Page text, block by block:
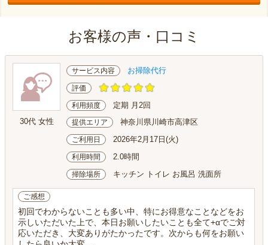
お客様の声・口コミ
30代 女性
サービス内容 お掃除代行
評価
利用頻度 定期 月2回
提供エリア 神奈川県川崎市高津区
ご利用日 2026年2月17日(火)
利用時間 2.0時間
掃除場所 キッチン トイレ お風呂 洗面所
ご感想
初回でわからないことも多い中、特にお得意なことなどをお
示しいただいた上で、本日お願いしたいことも全て+αでご対
応いただき、大変ありがたかったです。次からも何をお願い